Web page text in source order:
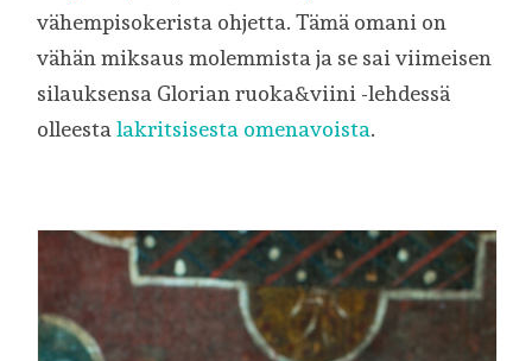
vähempisokerista ohjetta. Tämä omani on
vähän miksaus molemmista ja se sai viimeisen
silauksensa Glorian ruoka&viini -lehdessä
olleestalakritsisesta omenavoista.